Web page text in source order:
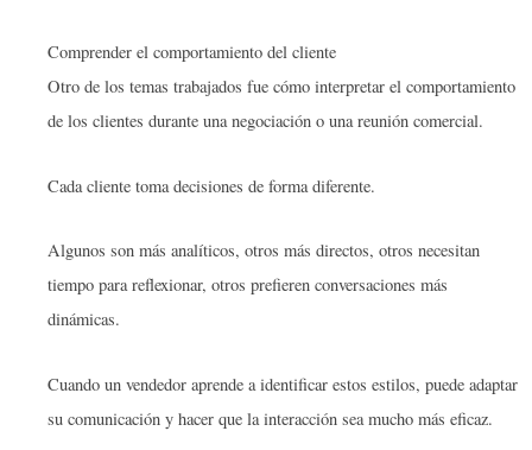
Comprender el comportamiento del cliente
Otro de los temas trabajados fue cómo interpretar el comportamiento
de los clientes durante una negociación o una reunión comercial.
Cada cliente toma decisiones de forma diferente.
Algunos son más analíticos, otros más directos, otros necesitan
tiempo para reflexionar, otros prefieren conversaciones más
dinámicas.
Cuando un vendedor aprende a identificar estos estilos, puede adaptar
su comunicación y hacer que la interacción sea mucho más eficaz.